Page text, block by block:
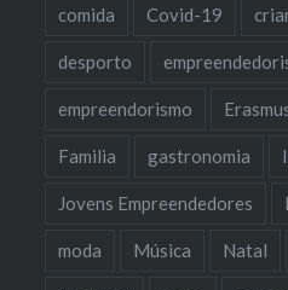
comida Covid-19
desporto
empreendorismo
Familia gastronomia
Jovens Empreendedores
moda Música Natal